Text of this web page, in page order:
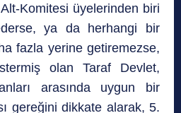
Komitesi üyelerinden biri
ya da herhangi bir
fazla yerine getiremezse,
olan Taraf Devlet,
arasında uygun bir
gereğini dikkate alarak, 5.